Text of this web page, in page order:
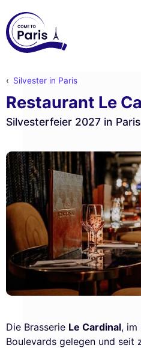
Silvester in Paris
Restaurant Le
Silvesterfeier 2027 in Paris
Die Brasserie Le Cardinal, im
Boulevards gelegen und seit